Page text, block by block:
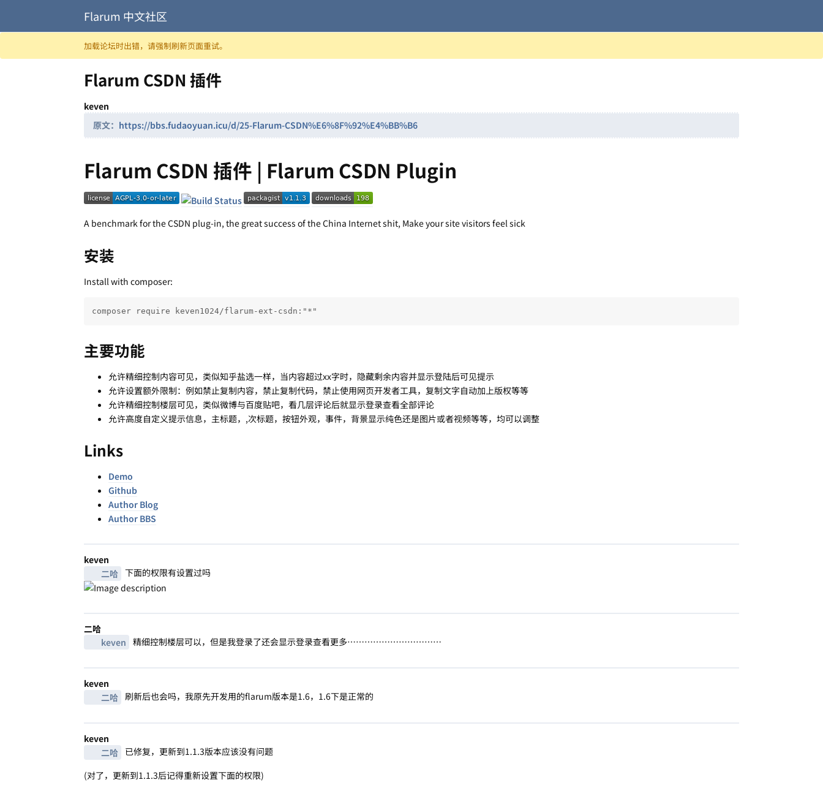
跳至内容
Flarum 中文社区
加载论坛时出错，请强制刷新页面重试。
Flarum CSDN 插件
keven
原文： https://bbs.fudaoyuan.icu/d/25-Flarum-CSDN%E6%8F%92%E4%BB%B6
Flarum CSDN 插件 | Flarum CSDN Plugin
A benchmark for the CSDN plug-in, the great success of the China Internet shit, Make your site visitors feel sick
安装
Install with composer:
composer require keven1024/flarum-ext-csdn:"*"
主要功能
允许精细控制内容可见，类似知乎盐选一样，当内容超过xx字时，隐藏剩余内容并显示登陆后可见提示
允许设置额外限制：例如禁止复制内容，禁止复制代码，禁止使用网页开发者工具，复制文字自动加上版权等等
允许精细控制楼层可见，类似微博与百度贴吧，看几层评论后就显示登录查看全部评论
允许高度自定义提示信息，主标题，,次标题，按钮外观，事件，背景显示纯色还是图片或者视频等等，均可以调整
Links
Demo
Github
Author Blog
Author BBS
keven
二哈 下面的权限有设置过吗
二哈
keven 精细控制楼层可以，但是我登录了还会显示登录查看更多……………………………
keven
二哈 刷新后也会吗，我原先开发用的flarum版本是1.6，1.6下是正常的
keven
二哈
已修复，更新到1.1.3版本应该没有问题
(对了，更新到1.1.3后记得重新设置下面的权限)